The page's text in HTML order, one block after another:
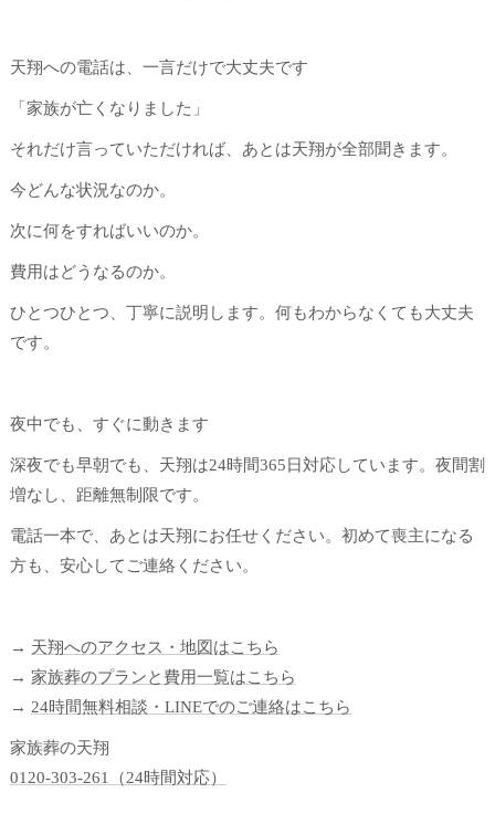
天翔への電話は、一言だけで大丈夫です
「家族が亡くなりました」
それだけ言っていただければ、あとは天翔が全部聞きます。
今どんな状況なのか。
次に何をすればいいのか。
費用はどうなるのか。
ひとつひとつ、丁寧に説明します。何もわからなくても大丈夫
です。
夜中でも、すぐに動きます
深夜でも早朝でも、天翔は24時間365日対応しています。夜間割
増なし、距離無制限です。
電話一本で、あとは天翔にお任せください。初めて喪主になる
方も、安心してご連絡ください。
→ 天翔へのアクセス・地図はこちら
→ 家族葬のプランと費用一覧はこちら
→ 24時間無料相談・LINEでのご連絡はこちら
家族葬の天翔
0120-303-261（24時間対応）